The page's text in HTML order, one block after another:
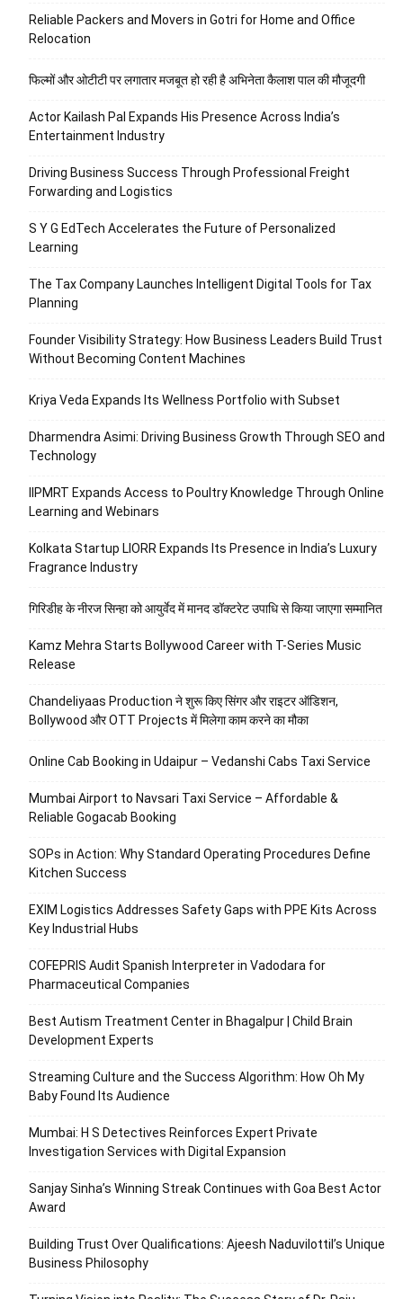
Reliable Packers and Movers in Gotri for Home and Office
Relocation
फिल्मों और ओटीटी पर लगातार मजबूत हो रही है अभिनेता कैलाश पाल की मौजूदगी
Actor Kailash Pal Expands His Presence Across India’s
Entertainment Industry
Driving Business Success Through Professional Freight
Forwarding and Logistics
S Y G EdTech Accelerates the Future of Personalized
Learning
The Tax Company Launches Intelligent Digital Tools for Tax
Planning
Founder Visibility Strategy: How Business Leaders Build Trust
Without Becoming Content Machines
Kriya Veda Expands Its Wellness Portfolio with Subset
Dharmendra Asimi: Driving Business Growth Through SEO and
Technology
IIPMRT Expands Access to Poultry Knowledge Through Online
Learning and Webinars
Kolkata Startup LIORR Expands Its Presence in India’s Luxury
Fragrance Industry
गिरिडीह के नीरज सिन्हा को आयुर्वेद में मानद डॉक्टरेट उपाधि से किया जाएगा सम्मानित
Kamz Mehra Starts Bollywood Career with T-Series Music
Release
Chandeliyaas Production ने शुरू किए सिंगर और राइटर ऑडिशन,
Bollywood और OTT Projects में मिलेगा काम करने का मौका
Online Cab Booking in Udaipur – Vedanshi Cabs Taxi Service
Mumbai Airport to Navsari Taxi Service – Affordable &
Reliable Gogacab Booking
SOPs in Action: Why Standard Operating Procedures Define
Kitchen Success
EXIM Logistics Addresses Safety Gaps with PPE Kits Across
Key Industrial Hubs
COFEPRIS Audit Spanish Interpreter in Vadodara for
Pharmaceutical Companies
Best Autism Treatment Center in Bhagalpur | Child Brain
Development Experts
Streaming Culture and the Success Algorithm: How Oh My
Baby Found Its Audience
Mumbai: H S Detectives Reinforces Expert Private
Investigation Services with Digital Expansion
Sanjay Sinha’s Winning Streak Continues with Goa Best Actor
Award
Building Trust Over Qualifications: Ajeesh Naduvilottil’s Unique
Business Philosophy